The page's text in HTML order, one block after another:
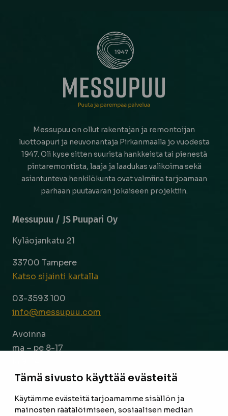
Tämä sivusto käyttää evästeitä
Käytämme evästeitä tarjoamamme sisällön ja
mainosten räätälöimiseen, sosiaalisen median
Messupuu on ollut rakentajan ja remontoijan
luottoapuri ja neuvonantaja Pirkanmaalla jo vuodesta
1947. Oli kyse sitten suurista hankkeista tai pienestä
pintaremontista, laaja ja laadukas valikoima sekä
asiantunteva henkilökunta ovat valmiina tarjoamaan
parhaan puutavaran jokaiseen projektiin.
Messupuu / JS Puupari Oy
Kyläojankatu 21
33700 Tampere
Katso sijainti kartalla
03-3593 100
info@messupuu.com
Avoinna
ma – pe 8-17